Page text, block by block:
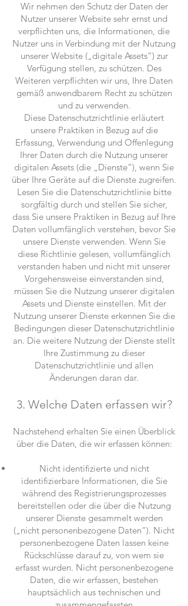
Wir nehmen den Schutz der Daten der
Nutzer unserer Website sehr ernst und
verpflichten uns, die Informationen, die
Nutzer uns in Verbindung mit der Nutzung
unserer Website („digitale Assets“) zur
Verfügung stellen, zu schützen. Des
Weiteren verpflichten wir uns, Ihre Daten
gemäß anwendbarem Recht zu schützen
und zu verwenden.
Diese Datenschutzrichtlinie erläutert
unsere Praktiken in Bezug auf die
Erfassung, Verwendung und Offenlegung
Ihrer Daten durch die Nutzung unserer
digitalen Assets (die „Dienste“), wenn Sie
über Ihre Geräte auf die Dienste zugreifen.
Lesen Sie die Datenschutzrichtlinie bitte
sorgfältig durch und stellen Sie sicher,
dass Sie unsere Praktiken in Bezug auf Ihre
Daten vollumfänglich verstehen, bevor Sie
unsere Dienste verwenden. Wenn Sie
diese Richtlinie gelesen, vollumfänglich
verstanden haben und nicht mit unserer
Vorgehensweise einverstanden sind,
müssen Sie die Nutzung unserer digitalen
Assets und Dienste einstellen. Mit der
Nutzung unserer Dienste erkennen Sie die
Bedingungen dieser Datenschutzrichtlinie
an. Die weitere Nutzung der Dienste stellt
Ihre Zustimmung zu dieser
Datenschutzrichtlinie und allen
Änderungen daran dar.
3. Welche Daten erfassen wir?
Nachstehend erhalten Sie einen Überblick
über die Daten, die wir erfassen können:
Nicht identifizierte und nicht
identifizierbare Informationen, die Sie
während des Registrierungsprozesses
bereitstellen oder die über die Nutzung
unserer Dienste gesammelt werden
(„nicht personenbezogene Daten“). Nicht
personenbezogene Daten lassen keine
Rückschlüsse darauf zu, von wem sie
erfasst wurden. Nicht personenbezogene
Daten, die wir erfassen, bestehen
hauptsächlich aus technischen und